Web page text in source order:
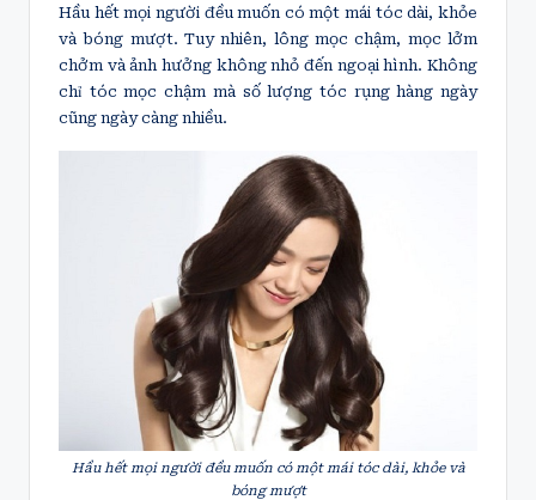
Hầu hết mọi người đều muốn có một mái tóc dài, khỏe
và bóng mượt. Tuy nhiên, lông mọc chậm, mọc lởm
chởm và ảnh hưởng không nhỏ đến ngoại hình. Không
chỉ tóc mọc chậm mà số lượng tóc rụng hàng ngày
cũng ngày càng nhiều.
Hầu hết mọi người đều muốn có một mái tóc dài, khỏe và
bóng mượt